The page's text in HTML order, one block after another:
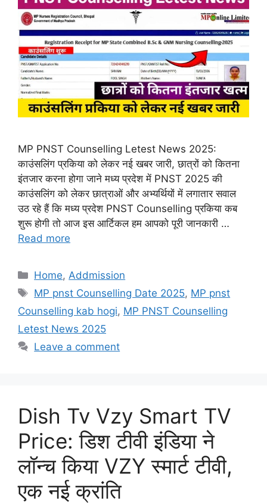
MP PNST Counselling Letest News 2025:
काउंसलिंग प्रकिया को लेकर नई खबर जारी, छात्रों को कितना
इंतजार करना होगा जाने मध्य प्रदेश में PNST 2025 की
काउंसलिंग को लेकर छात्राओं और अभ्यर्थियों में लगातार सवाल
उठ रहे हैं कि मध्य प्रदेश PNST Counselling प्रकिया कब
शुरू होगी तो आज इस आर्टिकल हम आपको पूरी जानकारी …
Read more
Categories
Home, Addmission
Tags
MP pnst Counselling Date 2025, MP pnst
Counselling kab hogi, MP PNST Counselling
Letest News 2025
Leave a comment
Dish Tv Vzy Smart TV
Price: डिश टीवी इंडिया ने
लॉन्च किया VZY स्मार्ट टीवी,
एक नई क्रांति